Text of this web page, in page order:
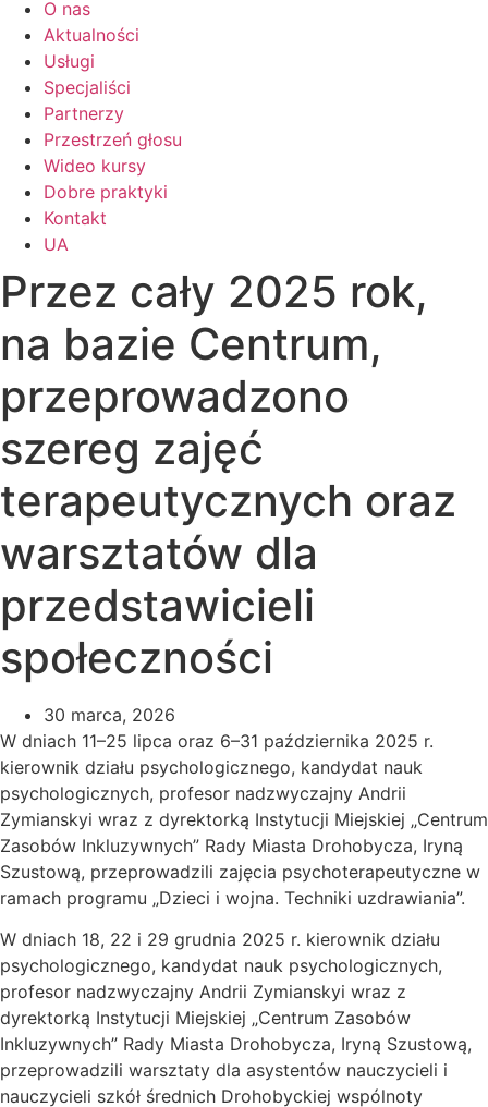
O nas
Aktualności
Usługi
Specjaliści
Partnerzy
Przestrzeń głosu
Wideo kursy
Dobre praktyki
Kontakt
UA
Przez cały 2025 rok,
na bazie Centrum,
przeprowadzono
szereg zajęć
terapeutycznych oraz
warsztatów dla
przedstawicieli
społeczności
30 marca, 2026
W dniach 11–25 lipca oraz 6–31 października 2025 r.
kierownik działu psychologicznego, kandydat nauk
psychologicznych, profesor nadzwyczajny Andrii
Zymianskyi wraz z dyrektorką Instytucji Miejskiej „Centrum
Zasobów Inkluzywnych” Rady Miasta Drohobycza, Iryną
Szustową, przeprowadzili zajęcia psychoterapeutyczne w
ramach programu „Dzieci i wojna. Techniki uzdrawiania”.
W dniach 18, 22 i 29 grudnia 2025 r. kierownik działu
psychologicznego, kandydat nauk psychologicznych,
profesor nadzwyczajny Andrii Zymianskyi wraz z
dyrektorką Instytucji Miejskiej „Centrum Zasobów
Inkluzywnych” Rady Miasta Drohobycza, Iryną Szustową,
przeprowadzili warsztaty dla asystentów nauczycieli i
nauczycieli szkół średnich Drohobyckiej wspólnoty